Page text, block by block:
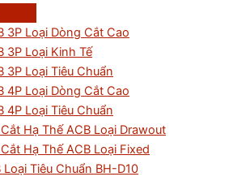
3P Loại Dòng Cắt Cao
3P Loại Kinh Tế
3P Loại Tiêu Chuẩn
4P Loại Dòng Cắt Cao
4P Loại Tiêu Chuẩn
Hạ Thế ACB Loại Drawout
Hạ Thế ACB Loại Fixed
Loại Tiêu Chuẩn BH-D10